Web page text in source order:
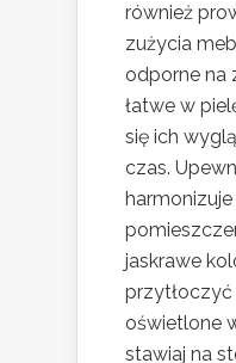
również
zużycia
odporne na
łatwe w
się ich
czas.
jaskrawe
przytłoczyć
oświetlone
stawiaj na